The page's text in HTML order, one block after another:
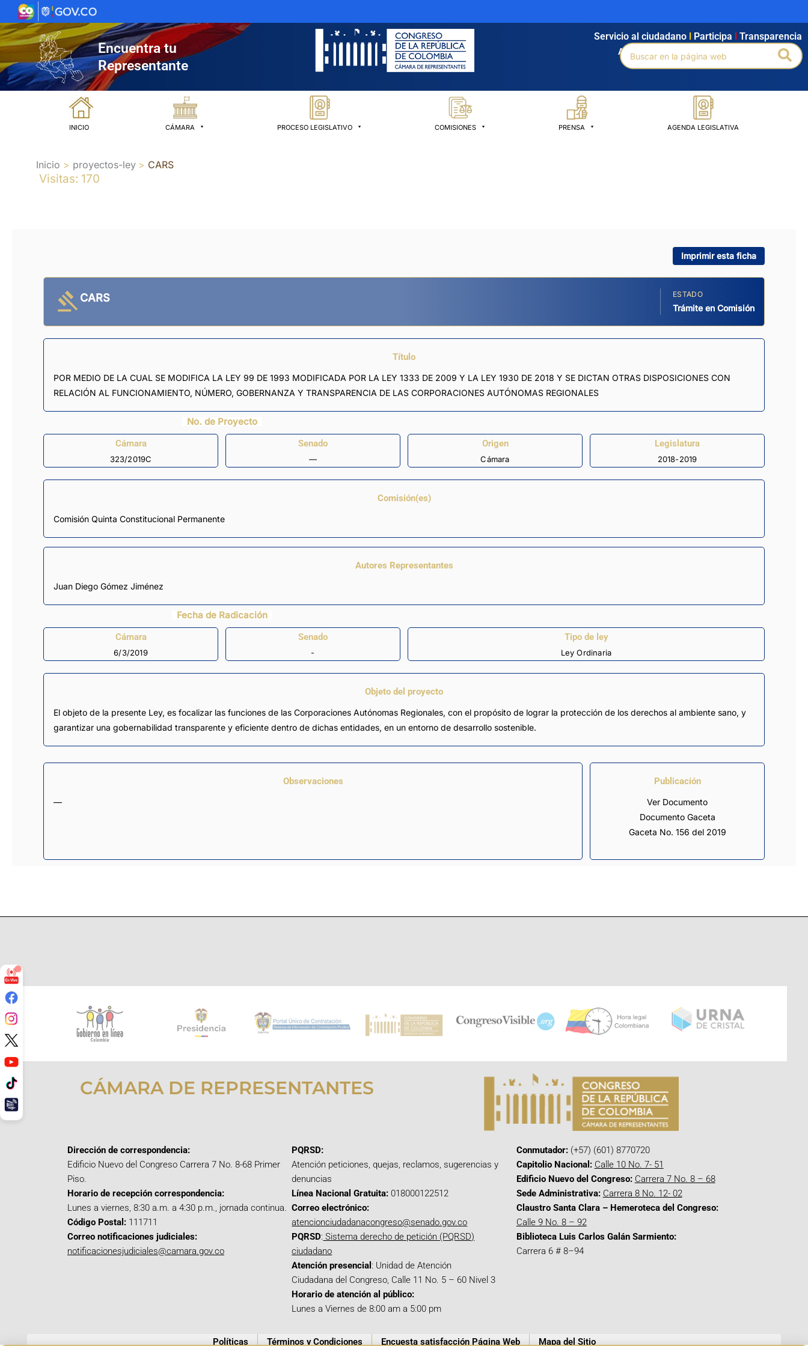
al
contenido
Encuentra tu
Representante
Agendamiento Intranet Búsqueda avanzada
Servicio al ciudadano Participa Transparencia
Buscar
por:
INICIO CÁMARA PROCESO LEGISLATIVO COMISIONES PRENSA AGENDA LEGISLATIVA
Inicio proyectos-ley CARS
Visitas: 170
Imprimir esta ficha
CARS ESTADO
Trámite en Comisión
Título
POR MEDIO DE LA CUAL SE MODIFICA LA LEY 99 DE 1993 MODIFICADA POR LA LEY 1333 DE 2009 Y LA LEY 1930 DE 2018 Y SE DICTAN OTRAS DISPOSICIONES CON
RELACIÓN AL FUNCIONAMIENTO, NÚMERO, GOBERNANZA Y TRANSPARENCIA DE LAS CORPORACIONES AUTÓNOMAS REGIONALES
No. de Proyecto
Cámara
323/2019C
Senado
—
Origen
Cámara
Legislatura
2018-2019
Comisión(es)
Comisión Quinta Constitucional Permanente
Autores Representantes
Juan Diego Gómez Jiménez
Fecha de Radicación
Cámara
6/3/2019
Senado
-
Tipo de ley
Ley Ordinaria
Objeto del proyecto
El objeto de la presente Ley, es focalizar las funciones de las Corporaciones Autónomas Regionales, con el propósito de lograr la protección de los derechos al ambiente sano, y
garantizar una gobernabilidad transparente y eficiente dentro de dichas entidades, en un entorno de desarrollo sostenible.
Observaciones
—
Publicación
Ver Documento
Documento Gaceta
Gaceta No. 156 del 2019
CÁMARA DE REPRESENTANTES
Dirección de correspondencia:
Edificio Nuevo del Congreso Carrera 7 No. 8-68 Primer
Piso.
Horario de recepción correspondencia:
Lunes a viernes, 8:30 a.m. a 4:30 p.m., jornada continua.
Código Postal: 111711
Correo notificaciones judiciales:
notificacionesjudiciales@camara.gov.co
PQRSD:
Atención peticiones, quejas, reclamos, sugerencias y
denuncias
Línea Nacional Gratuita: 018000122512
Correo electrónico:
atencionciudadanacongreso@senado.gov.co
PQRSD: Sistema derecho de petición (PQRSD)
ciudadano
Atención presencial : Unidad de Atención
Ciudadana del Congreso, Calle 11 No. 5 – 60 Nivel 3
Horario de atención al público:
Lunes a Viernes de 8:00 am a 5:00 pm
Conmutador:(+57) (601) 8770720
Capitolio Nacional: Calle 10 No. 7- 51
Edificio Nuevo del Congreso: Carrera 7 No. 8 – 68
Sede Administrativa: Carrera 8 No. 12- 02
Claustro Santa Clara – Hemeroteca del Congreso:
Calle 9 No. 8 – 92
Biblioteca Luis Carlos Galán Sarmiento:
Carrera 6 # 8–94
Políticas Términos y Condiciones Encuesta satisfacción Página Web Mapa del Sitio